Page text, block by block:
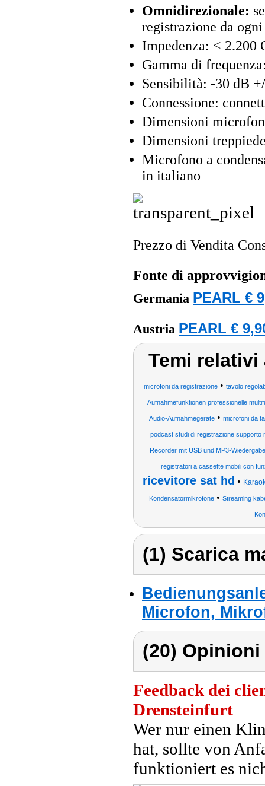
Omnidirezionale:
registrazione da
Impedenza: < 2.200
Gamma di
Sensibilità: -30 dB
Connessione:
Dimensioni
Dimensioni
Microfono a
in italiano
Prezzo di Vendita
Fonte di
Germania PEARL €
Austria PEARL €
Temi
microfoni da registrazione• tavolo
Aufnahmefunktionen professionelle
Audio-Aufnahmegeräte• microfoni da
podcast studi di registrazione supporto
Recorder mit USB und MP3-Wiedergabe
registratori a cassette mobili con
ricevitore sat hd •
Kondensatormikrofone • Streaming
(1) Scarica
Microfon,
(20)
Feedback dei
Drensteinfurt
Wer nur einen
hat, sollte von
funktioniert es